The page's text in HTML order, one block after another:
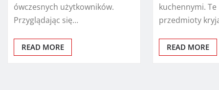
ówczesnych użytkowników.
Przyglądając się…
READ MORE
kuchennymi.
przedmioty
READ MORE